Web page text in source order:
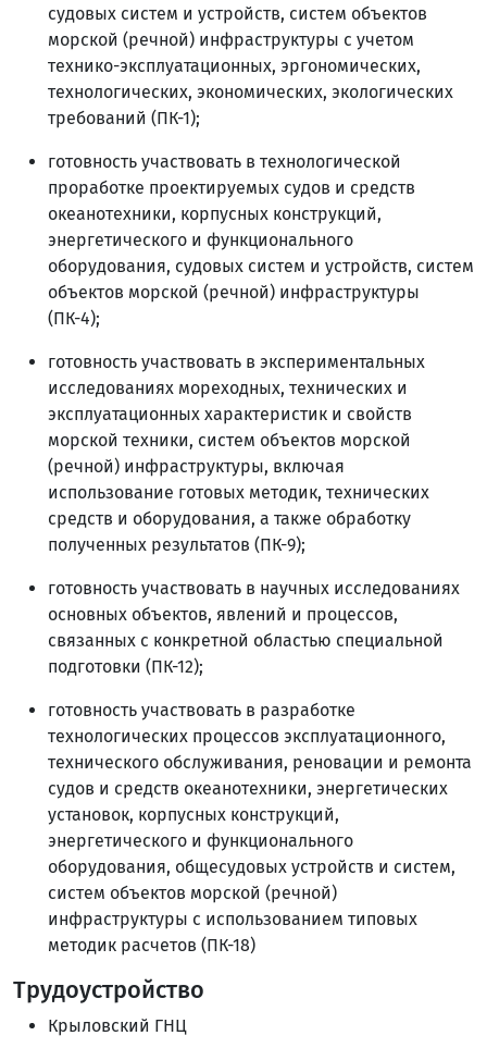
судовых систем и устройств, систем объектов
морской (речной) инфраструктуры с учетом
технико-эксплуатационных, эргономических,
технологических, экономических, экологических
требований (ПК-1);
готовность участвовать в технологической
проработке проектируемых судов и средств
океанотехники, корпусных конструкций,
энергетического и функционального
оборудования, судовых систем и устройств, систем
объектов морской (речной) инфраструктуры
(ПК-4);
готовность участвовать в экспериментальных
исследованиях мореходных, технических и
эксплуатационных характеристик и свойств
морской техники, систем объектов морской
(речной) инфраструктуры, включая
использование готовых методик, технических
средств и оборудования, а также обработку
полученных результатов (ПК-9);
готовность участвовать в научных исследованиях
основных объектов, явлений и процессов,
связанных с конкретной областью специальной
подготовки (ПК-12);
готовность участвовать в разработке
технологических процессов эксплуатационного,
технического обслуживания, реновации и ремонта
судов и средств океанотехники, энергетических
установок, корпусных конструкций,
энергетического и функционального
оборудования, общесудовых устройств и систем,
систем объектов морской (речной)
инфраструктуры с использованием типовых
методик расчетов (ПК-18)
Трудоустройство
Крыловский ГНЦ